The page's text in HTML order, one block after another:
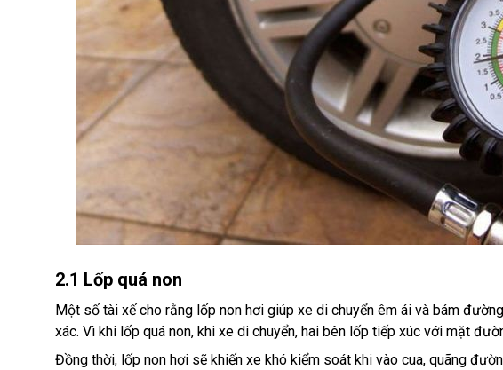
2.1 Lốp quá non
Một số tài xế cho rằng lốp non hơi giúp xe di chuyển êm ái và bám
xác. Vì khi lốp quá non, khi xe di chuyển, hai bên lốp tiếp xúc với mặt
Đồng thời, lốp non hơi sẽ khiến xe khó kiểm soát khi vào cua, quãng